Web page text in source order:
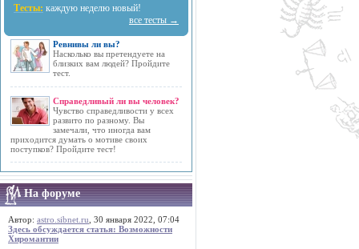
Тесты: каждую неделю новый!
все тесты →
Ревнивы ли вы?
Насколько вы претендуете на
близких вам людей? Пройдите
тест.
Справедливый ли вы человек?
Чувство справедливости у всех
развито по разному. Вы
замечали, что иногда вам
приходится думать о мотиве своих
поступков? Пройдите тест!
На форуме
Автор: astro.sibnet.ru , 30 января 2022, 07:04
Здесь обсуждается статья: Возможности
Хиромантии